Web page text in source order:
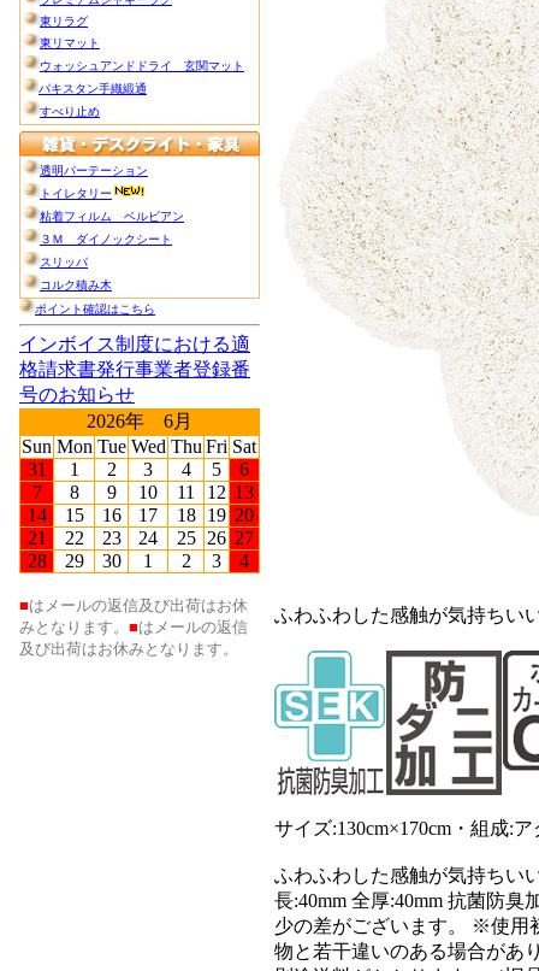
ふわふわした感触が気持ちい
サイズ:130cm×170cm・組成:
ふわふわした感触が気持ちい
長:40mm 全厚:40mm 抗菌防
少の差がございます。 ※使用
物と若干違いのある場合が